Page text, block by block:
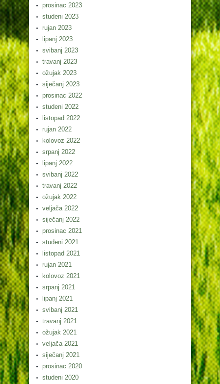
prosinac 2023
studeni 2023
rujan 2023
lipanj 2023
svibanj 2023
travanj 2023
ožujak 2023
siječanj 2023
prosinac 2022
studeni 2022
listopad 2022
rujan 2022
kolovoz 2022
srpanj 2022
lipanj 2022
svibanj 2022
travanj 2022
ožujak 2022
veljača 2022
siječanj 2022
prosinac 2021
studeni 2021
listopad 2021
rujan 2021
kolovoz 2021
srpanj 2021
lipanj 2021
svibanj 2021
travanj 2021
ožujak 2021
veljača 2021
siječanj 2021
prosinac 2020
studeni 2020